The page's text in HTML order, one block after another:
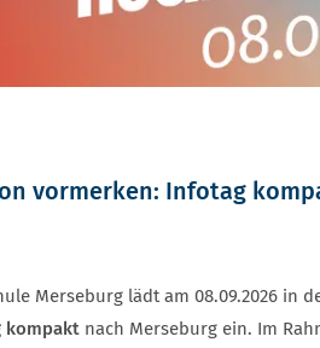
vormerken: Infotag
Merseburg lädt am 08.09.2026 in
kompakt nach Merseburg ein. Im